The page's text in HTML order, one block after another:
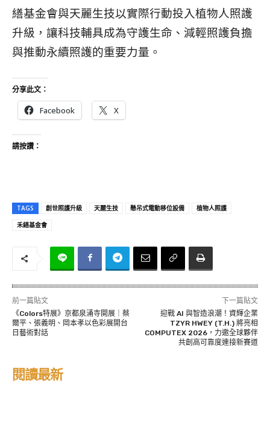
繕基金會與天麗生技以實際行動投入植物人照護
升級，讓科技輔具成為守護生命、減輕照護負擔
與推動永續照護的重要力量。
分享此文：
Facebook X
請按讚：
TAGS 創世照護升級 天麗生技 懸吊式電動移位設備
植物人照護
禾繕基金會
前一篇貼文
《Colors特展》京都泉涌寺開展｜蔡
爾平、張義明、岡本孝以色彩展開台
日藝術對話
下一篇貼文
迎戰 AI 與智造浪潮！資輝企業
TZYR HWEY (T.H.) 將亮相
COMPUTEX 2026，力邀全球夥伴
共創高可靠度連接新賽道
閱讀最新